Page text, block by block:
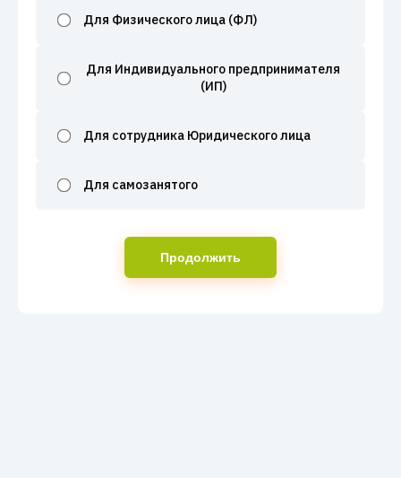
Для Физического лица (ФЛ)
Для Индивидуального предпринимателя
(ИП)
Для сотрудника Юридического лица
Для самозанятого
Продолжить